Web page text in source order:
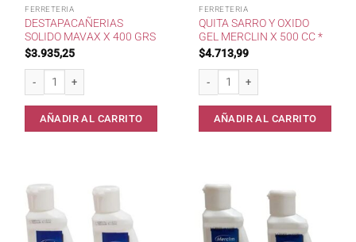
FERRETERIA
DESTAPACAÑERIAS
SOLIDO MAVAX X 400 GRS
$3.935,25
Destapacañerias Solido Mavax x 400 grs cantidad
AÑADIR AL CARRITO
FERRETERIA
QUITA SARRO Y OXIDO
GEL MERCLIN X 500 CC *
$4.713,99
Quita Sarro y Oxido Gel Merclin x
AÑADIR AL CARRITO